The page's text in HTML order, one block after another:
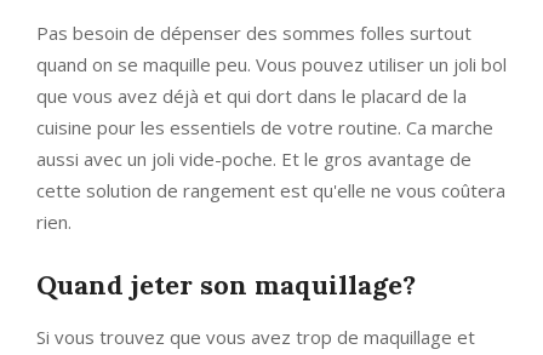
Pas besoin de dépenser des sommes folles surtout
quand on se maquille peu. Vous pouvez utiliser un joli bol
que vous avez déjà et qui dort dans le placard de la
cuisine pour les essentiels de votre routine. Ca marche
aussi avec un joli vide-poche. Et le gros avantage de
cette solution de rangement est qu'elle ne vous coûtera
rien.
Quand jeter son maquillage?
Si vous trouvez que vous avez trop de maquillage et